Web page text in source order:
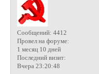
Сообщений: 4412
Провел на форуме:
1 месяц 10 дней
Последний визит:
Вчера 23:20:48